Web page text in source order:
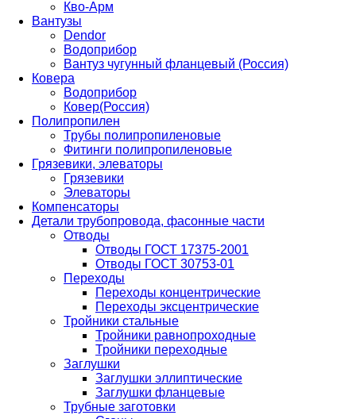
Кво-Арм
Вантузы
Dendor
Водоприбор
Вантуз чугунный фланцевый (Россия)
Ковера
Водоприбор
Ковер(Россия)
Полипропилен
Трубы полипропиленовые
Фитинги полипропиленовые
Грязевики, элеваторы
Грязевики
Элеваторы
Компенсаторы
Детали трубопровода, фасонные части
Отводы
Отводы ГОСТ 17375-2001
Отводы ГОСТ 30753-01
Переходы
Переходы концентрические
Переходы эксцентрические
Тройники стальные
Тройники равнопроходные
Тройники переходные
Заглушки
Заглушки эллиптические
Заглушки фланцевые
Трубные заготовки